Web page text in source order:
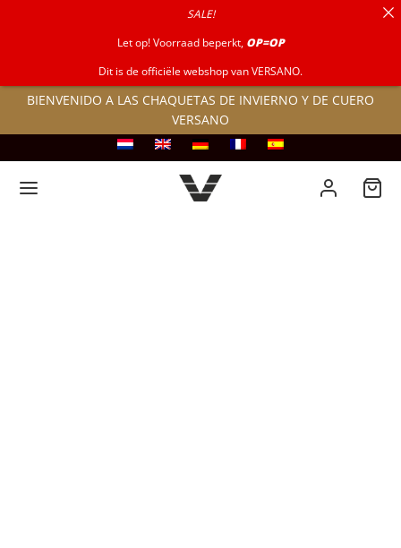
BIENVENIDO A LAS CHAQUETAS DE INVIERNO Y DE CUERO
VERSANO
SALE!
Let op! Voorraad beperkt, OP=OP
Dit is de officiële webshop van VERSANO.